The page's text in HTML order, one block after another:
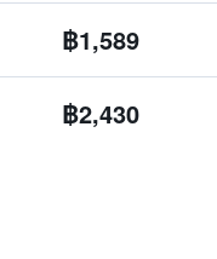
฿1,589
฿2,430